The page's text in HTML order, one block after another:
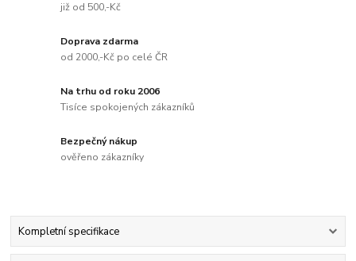
již od 500,-Kč
Doprava zdarma
od 2000,-Kč po celé ČR
Na trhu od roku 2006
Tisíce spokojených zákazníků
Bezpečný nákup
ověřeno zákazníky
Kompletní specifikace